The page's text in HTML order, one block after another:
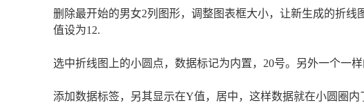
删除最开始的男女2列图形，调整图表框大小，让新生成的折
值设为12.
选中折线图上的小圆点，数据标记为内置，20号。另外一个一样
添加数据标签，另其显示在Y值，居中，这样数据就在小圆圈内